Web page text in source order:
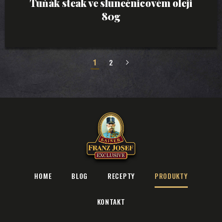
80g
1 2 »
HOME BLOG RECEPTY PRODUKTY
KONTAKT